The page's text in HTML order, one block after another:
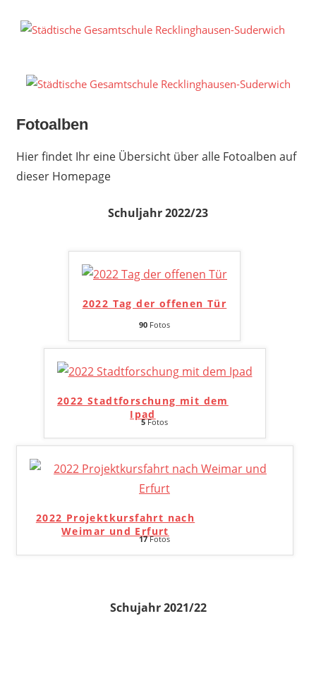
Inhalt
Fotoalben
Hier findet Ihr eine Übersicht über alle Fotoalben auf
dieser Homepage
Schuljahr 2022/23
2022 Tag der offenen Tür
90 Fotos
2022 Stadtforschung mit dem
Ipad
5Fotos
2022 Projektkursfahrt nach
Weimar und Erfurt
17Fotos
Schujahr 2021/22